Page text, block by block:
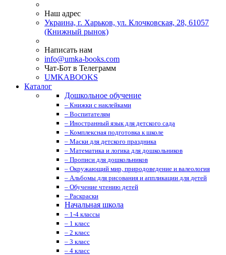
Наш адрес
Украина, г. Харьков, ул. Клочковская, 28, 61057
(Книжный рынок)
Написать нам
info@umka-books.com
Чат-Бот в Телеграмм
UMKABOOKS
Каталог
Дошкольное обучение
– Книжки с наклейками
– Воспитателям
– Иностранный язык для детского сада
– Комплексная подготовка к школе
– Маски для детского праздника
– Математика и логика для дошкольников
– Прописи для дошкольников
– Окружающий мир, природоведение и валеология
– Альбомы для рисования и аппликации для детей
– Обучение чтению детей
– Раскраски
Начальная школа
– 1-4 классы
– 1 класс
– 2 класс
– 3 класс
– 4 класс